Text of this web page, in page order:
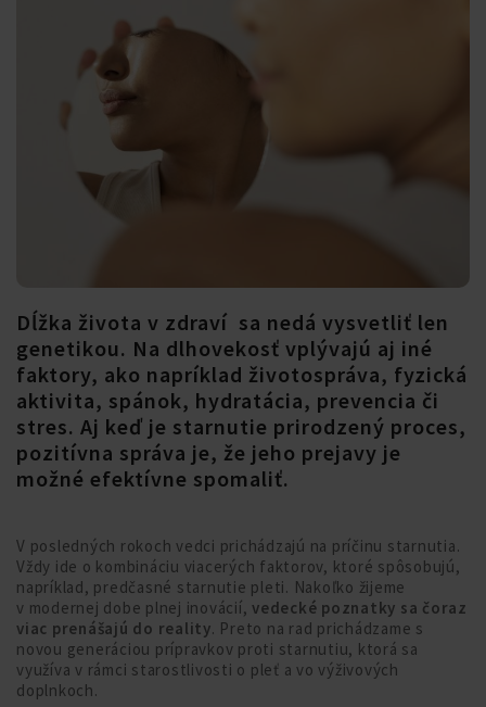
Dĺžka života v zdraví sa nedá vysvetliť len
genetikou. Na dlhovekosť vplývajú aj iné
faktory, ako napríklad životospráva, fyzická
aktivita, spánok, hydratácia, prevencia či
stres. Aj keď je starnutie prirodzený proces,
pozitívna správa je, že jeho prejavy je
možné efektívne spomaliť.
V posledných rokoch vedci prichádzajú na príčinu starnutia.
Vždy ide o kombináciu viacerých faktorov, ktoré spôsobujú,
napríklad, predčasné starnutie pleti. Nakoľko žijeme
v modernej dobe plnej inovácií, vedecké poznatky sa čoraz
viac prenášajú do reality. Preto na rad prichádzame s
novou generáciou prípravkov proti starnutiu, ktorá sa
využíva v rámci starostlivosti o pleť a vo výživových
doplnkoch.